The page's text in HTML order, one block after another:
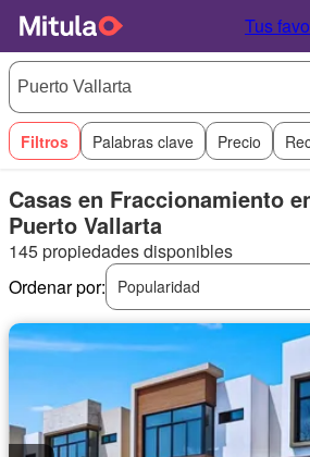
Tus
Filtros Palabras clave Precio
Casas en Fraccionamiento
Puerto Vallarta
145 propiedades disponibles
Ordenar por:
Popularidad